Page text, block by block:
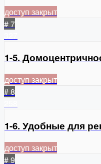
доступ закрыт
# 7
1-5.
доступ закрыт
# 8
1-6. Удобные для
доступ закрыт
# 9